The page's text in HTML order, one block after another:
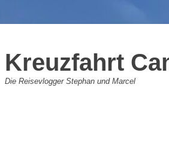
Kreuzfahrt
Die Reisevlogger Stephan und Marcel